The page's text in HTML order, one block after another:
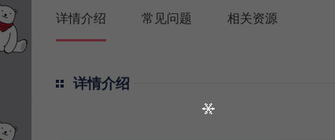
详情介绍 常见问题 相关资源
详情介绍